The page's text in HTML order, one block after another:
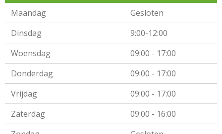
Maandag
Gesloten
Dinsdag
9:00-12:00
Woensdag
09:00 - 17:00
Donderdag
09:00 - 17:00
Vrijdag
09:00 - 17:00
Zaterdag
09:00 - 16:00